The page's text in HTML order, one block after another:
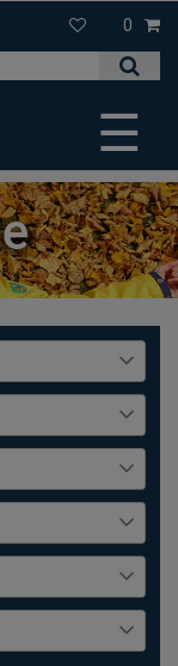
0
☰
12
5
21
32
21
4
3
3